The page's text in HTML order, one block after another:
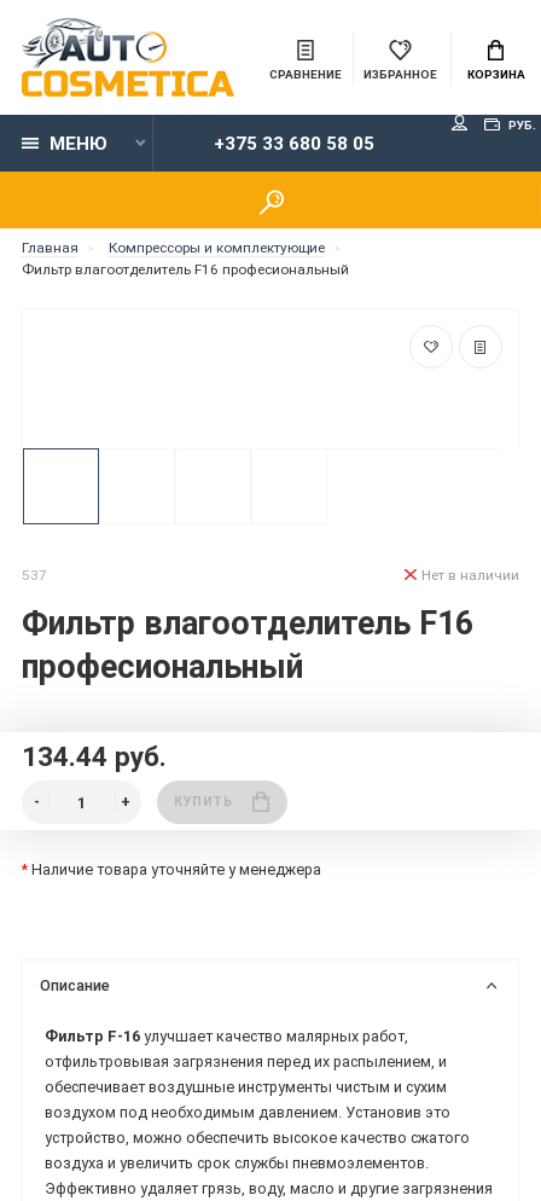
СРАВНЕНИЕ ИЗБРАННОЕ КОРЗИНА
МЕНЮ +375 33 680 58 05
РУБ.
Главная
Компрессоры и комплектующие
Фильтр влагоотделитель F16 професиональный
537
Фильтр влагоотделитель F16
професиональный
Нет в наличии
134.44 руб.
КУПИТЬ
* Наличие товара уточняйте у менеджера
Описание
Фильтр F-16 улучшает качество малярных работ,
отфильтровывая загрязнения перед их распылением, и
обеспечивает воздушные инструменты чистым и сухим
воздухом под необходимым давлением. Установив это
устройство, можно обеспечить высокое качество сжатого
воздуха и увеличить срок службы пневмоэлементов.
Эффективно удаляет грязь, воду, масло и другие загрязнения